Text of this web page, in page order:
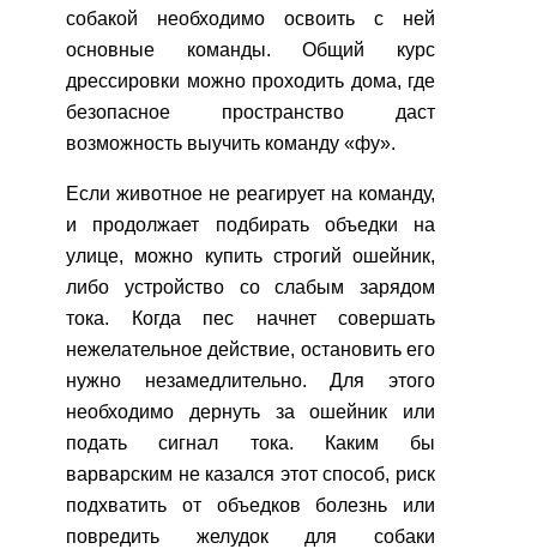
собакой необходимо освоить с ней
основные команды. Общий курс
дрессировки можно проходить дома, где
безопасное пространство даст
возможность выучить команду «фу».
Если животное не реагирует на команду,
и продолжает подбирать объедки на
улице, можно купить строгий ошейник,
либо устройство со слабым зарядом
тока. Когда пес начнет совершать
нежелательное действие, остановить его
нужно незамедлительно. Для этого
необходимо дернуть за ошейник или
подать сигнал тока. Каким бы
варварским не казался этот способ, риск
подхватить от объедков болезнь или
повредить желудок для собаки